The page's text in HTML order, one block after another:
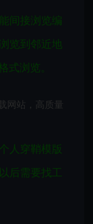
间接浏览编
览到邻近地
式浏览。
人穿鞘模版
后需要找工